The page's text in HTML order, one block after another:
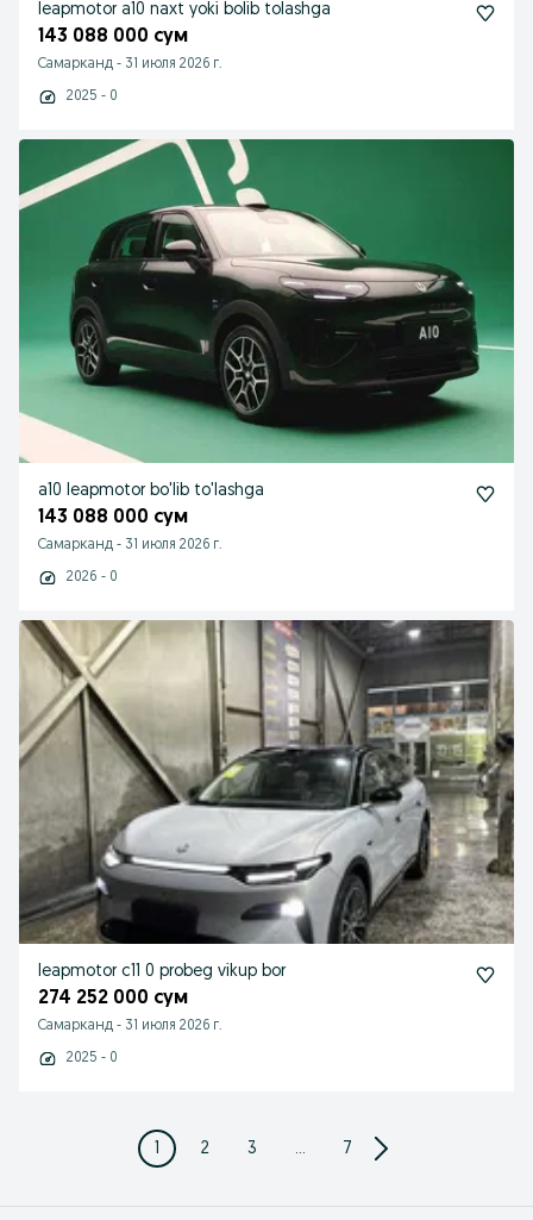
leapmotor a10 naxt yoki bolib tolashga
143 088 000 сум
Самарканд - 31 июля 2026 г.
2025 - 0
a10 leapmotor bo'lib to'lashga
143 088 000 сум
Самарканд - 31 июля 2026 г.
2026 - 0
leapmotor c11 0 probeg vikup bor
274 252 000 сум
Самарканд - 31 июля 2026 г.
2025 - 0
1 2 3 ... 7